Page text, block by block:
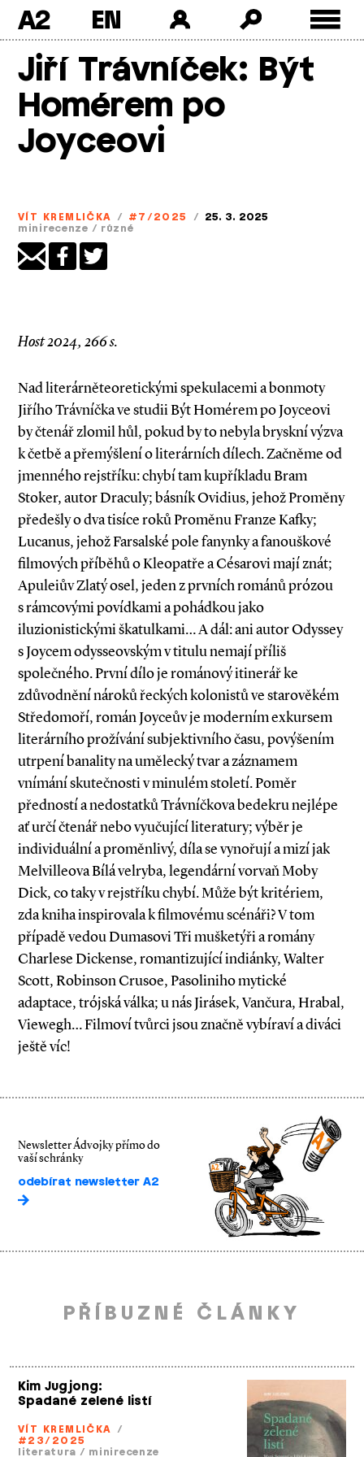
A2
Jiří Trávníček: Být
Homérem po
Joyceovi
VÍT KREMLIČKA / #7/2025 / 25. 3. 2025
minirecenze / různé
Host 2024, 266 s.
Nad literárněteoretickými spekulacemi a bonmoty
Jiřího Trávníčka ve studii Být Homérem po Joyceovi
by čtenář zlomil hůl, pokud by to nebyla bryskní výzva
k četbě a přemýšlení o literárních dílech. Začněme od
jmenného rejstříku: chybí tam kupříkladu Bram
Stoker, autor Draculy; básník Ovidius, jehož Proměny
předešly o dva tisíce roků Proměnu Franze Kafky;
Lucanus, jehož Farsalské pole fanynky a fanouškové
filmových příběhů o Kleopatře a Césarovi mají znát;
Apuleiův Zlatý osel, jeden z prvních románů prózou
s rámcovými povídkami a pohádkou jako
iluzionistickými škatulkami… A dál: ani autor Odyssey
s Joycem odysseovským v titulu nemají příliš
společného. První dílo je románový itinerář ke
zdůvodnění nároků řeckých kolonistů ve starověkém
Středomoří, román Joyceův je moderním exkursem
literárního prožívání subjektivního času, povýšením
utrpení banality na umělecký tvar a záznamem
vnímání skutečnosti v minulém století. Poměr
předností a nedostatků Trávníčkova bedekru nejlépe
ať určí čtenář nebo vyučující literatury; výběr je
individuální a proměnlivý, díla se vynořují a mizí jak
Melvilleova Bílá velryba, legendární vorvaň Moby
Dick, co taky v rejstříku chybí. Může být kritériem,
zda kniha inspirovala k filmovému scénáři? V tom
případě vedou Dumasovi Tři mušketýři a romány
Charlese Dickense, romantizující indiánky, Walter
Scott, Robinson Crusoe, Pasoliniho mytické
adaptace, trójská válka; u nás Jirásek, Vančura, Hrabal,
Viewegh… Filmoví tvůrci jsou značně vybíraví a diváci
ještě víc!
Newsletter Ádvojky přímo do
vaší schránky
odebírat newsletter A2
PŘÍBUZNÉ ČLÁNKY
Kim Jugjong:
Spadané zelené listí
VÍT KREMLIČKA /
#23/2025
literatura / minirecenze